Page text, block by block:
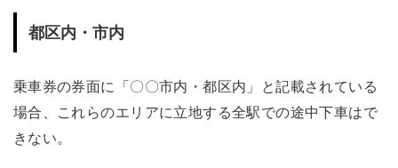
都区内・市内
乗車券の券面に「〇〇市内・都区内」と記載されている
場合、これらのエリアに立地する全駅での途中下車はで
きない。